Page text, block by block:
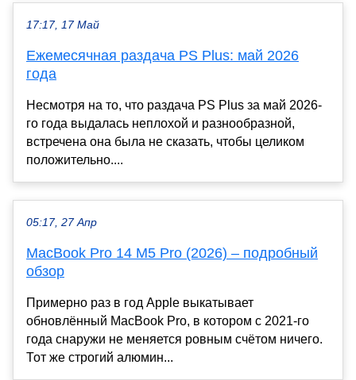
17:17, 17 Май
Ежемесячная раздача PS Plus: май 2026
года
Несмотря на то, что раздача PS Plus за май 2026-
го года выдалась неплохой и разнообразной,
встречена она была не сказать, чтобы целиком
положительно....
05:17, 27 Апр
MacBook Pro 14 M5 Pro (2026) – подробный
обзор
Примерно раз в год Apple выкатывает
обновлённый MacBook Pro, в котором с 2021-го
года снаружи не меняется ровным счётом ничего.
Тот же строгий алюмин...